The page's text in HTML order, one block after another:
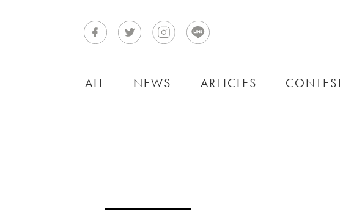
ALL NEWS ARTICLES CONTEST